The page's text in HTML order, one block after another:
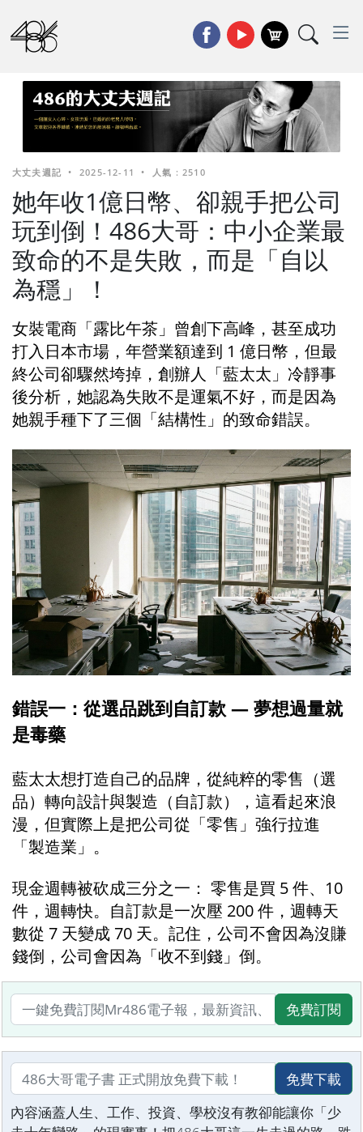
大丈夫週記 • 2025-12-11 • 人氣 : 2510
她年收1億日幣、卻親手把公司
玩到倒！486大哥：中小企業最
致命的不是失敗，而是「自以
為穩」！
女裝電商「露比午茶」曾創下高峰，甚至成功
打入日本市場，年營業額達到 1 億日幣，但最
終公司卻驟然垮掉，創辦人「藍太太」冷靜事
後分析，她認為失敗不是運氣不好，而是因為
她親手種下了三個「結構性」的致命錯誤。
錯誤一：從選品跳到自訂款 — 夢想過量就
是毒藥
藍太太想打造自己的品牌，從純粹的零售（選
品）轉向設計與製造（自訂款），這看起來浪
漫，但實際上是把公司從「零售」強行拉進
「製造業」。
現金週轉被砍成三分之一： 零售是買 5 件、10
件，週轉快。自訂款是一次壓 200 件，週轉天
數從 7 天變成 70 天。記住，公司不會因為沒賺
錢倒，公司會因為「收不到錢」倒。
免費訂閱
免費下載
內容涵蓋人生、工作、投資、學校沒有教卻能讓你「少